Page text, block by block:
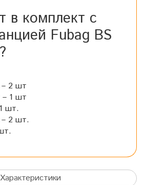
в комплект с
Fubag BS
– 2 шт
– 1 шт
шт.
– 2 шт.
Характеристики